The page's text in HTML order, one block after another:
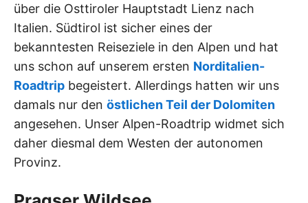
über die Osttiroler Hauptstadt Lienz nach
Italien. Südtirol ist sicher eines der
bekanntesten Reiseziele in den Alpen und hat
uns schon auf unserem ersten Norditalien-
Roadtrip begeistert. Allerdings hatten wir uns
damals nur den östlichen Teil der Dolomiten
angesehen. Unser Alpen-Roadtrip widmet sich
daher diesmal dem Westen der autonomen
Provinz.